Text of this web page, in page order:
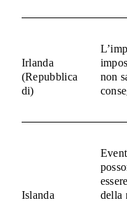
Irlanda
(Repubblica
di)
non
Islanda
della